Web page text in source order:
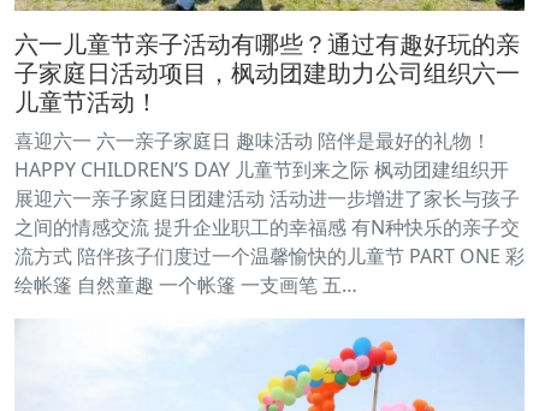
六一儿童节亲子活动有哪些？通过有趣好玩的亲
子家庭日活动项目，枫动团建助力公司组织六一
儿童节活动！
喜迎六一 六一亲子家庭日 趣味活动 陪伴是最好的礼物！
HAPPY CHILDREN’S DAY 儿童节到来之际 枫动团建组织开
展迎六一亲子家庭日团建活动 活动进一步增进了家长与孩子
之间的情感交流 提升企业职工的幸福感 有N种快乐的亲子交
流方式 陪伴孩子们度过一个温馨愉快的儿童节 PART ONE 彩
绘帐篷 自然童趣 一个帐篷 一支画笔 五…